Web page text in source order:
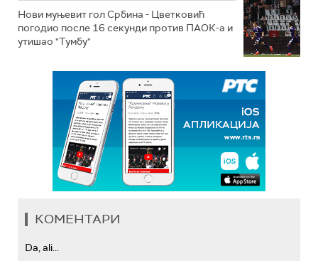
Нови муњевит гол Србина - Цветковић
погодио после 16 секунди против ПАОК-а и
утишао "Тумбу"
КОМЕНТАРИ
Da, ali...